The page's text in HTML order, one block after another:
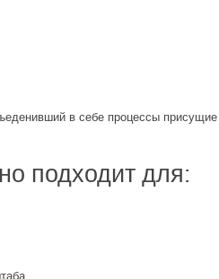
в себе процессы присущие
подходит для: